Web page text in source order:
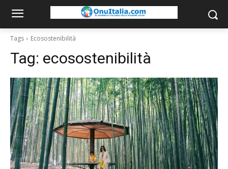
Tags Ecosostenibilità
Tag: ecosostenibilità